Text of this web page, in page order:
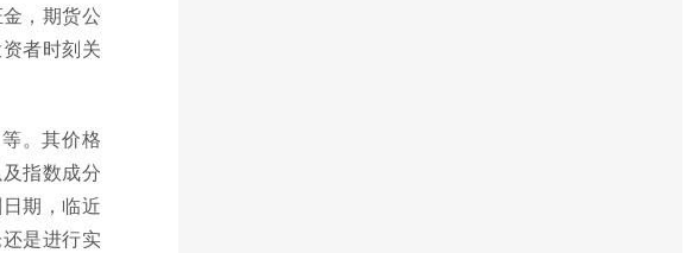
，期货公
者时刻关
。其价格
指数成分
期，临近
是进行实